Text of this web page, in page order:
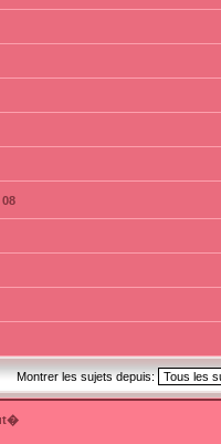
Montrer les sujets depuis: